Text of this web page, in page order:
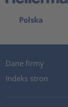
Polska
Dane firmy
Indeks stron